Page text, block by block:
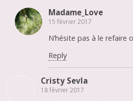
Madame_Love
15 février 2017
N’hésite pas à le refaire
Reply
Cristy Sevla
18 février 2017